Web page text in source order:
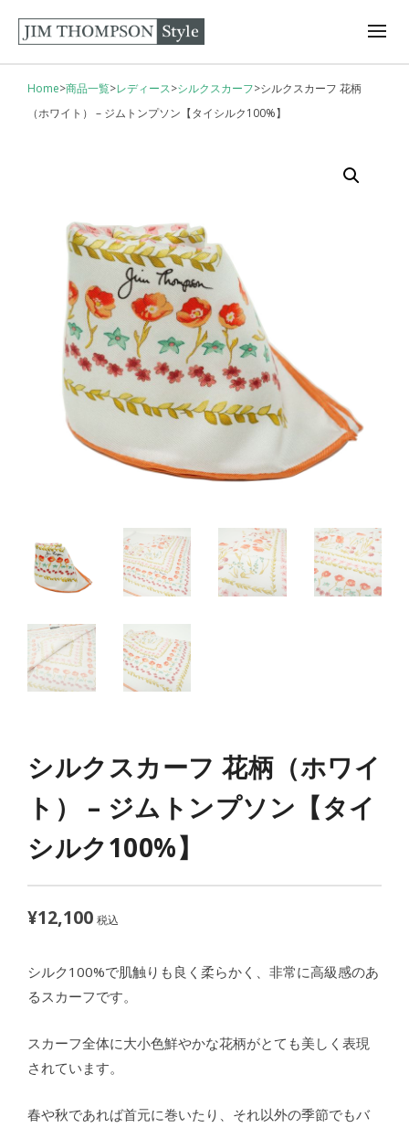
Home>商品一覧>レディース>シルクスカーフ>シルクスカーフ 花柄
（ホワイト） – ジムトンプソン【タイシルク100%】
シルクスカーフ 花柄（ホワイ
ト） – ジムトンプソン【タイ
シルク100%】
¥12,100 税込
シルク100%で肌触りも良く柔らかく、非常に高級感のあ
るスカーフです。
スカーフ全体に大小色鮮やかな花柄がとても美しく表現
されています。
春や秋であれば首元に巻いたり、それ以外の季節でもバ